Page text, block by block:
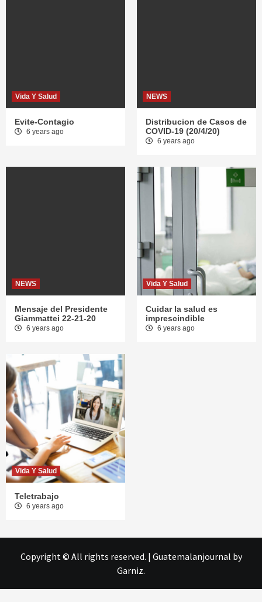
Vida Y Salud
Evite-Contagio
6 years ago
NEWS
Distribucion de Casos de
COVID-19 (20/4/20)
6 years ago
NEWS
Mensaje del Presidente
Giammattei 22-21-20
6 years ago
Vida Y Salud
Cuidar la salud es
imprescindible
6 years ago
Vida Y Salud
Teletrabajo
6 years ago
Copyright © All rights reserved. | Guatemalanjournal by
Garniz.